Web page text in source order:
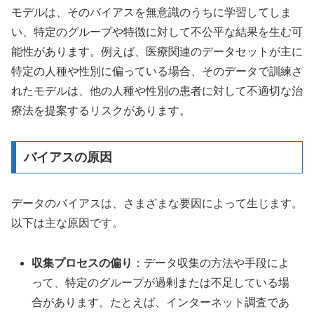
モデルは、そのバイアスを無意識のうちに学習してしま
い、特定のグループや特徴に対して不公平な結果を生む可
能性があります。例えば、医療関連のデータセットが主に
特定の人種や性別に偏っている場合、そのデータで訓練さ
れたモデルは、他の人種や性別の患者に対して不適切な治
療法を提案するリスクがあります。
バイアスの原因
データのバイアスは、さまざまな要因によって生じます。
以下は主な原因です。
収集プロセスの偏り ：データ収集の方法や手段によ
って、特定のグループが過剰または不足している場
合があります。たとえば、インターネット調査であ